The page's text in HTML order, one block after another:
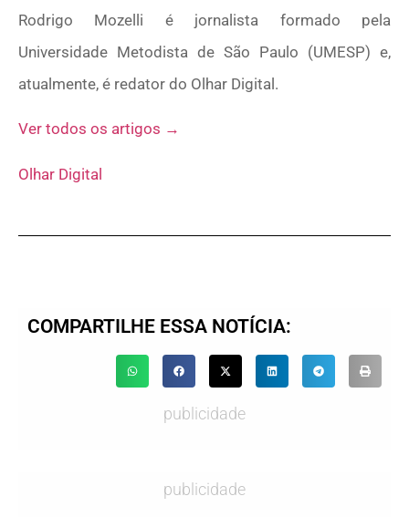
Rodrigo Mozelli é jornalista formado pela
Universidade Metodista de São Paulo (UMESP) e,
atualmente, é redator do Olhar Digital.
Ver todos os artigos →
Olhar Digital
COMPARTILHE ESSA NOTÍCIA:
publicidade
publicidade